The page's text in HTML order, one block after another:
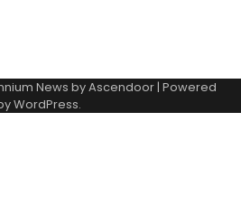
News byAscendoor| Powered
WordPress.